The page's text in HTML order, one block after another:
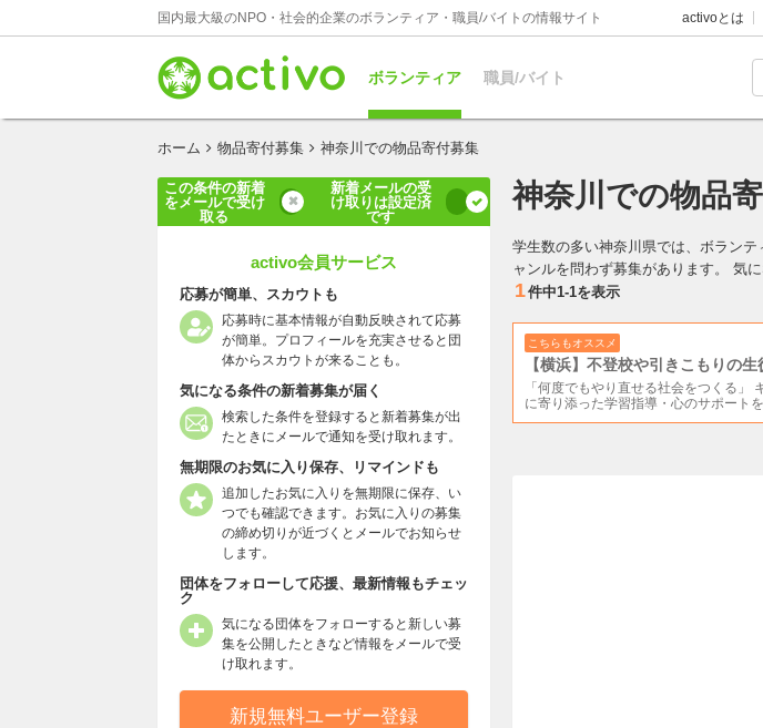
国内最大級のNPO・社会的企業のボランティア・職員/バイトの情報サイト activoとは
ボランティア 職員/バイト
ホーム 物品寄付募集 神奈川での物品寄付募集
神奈川での物品
学生数の多い神奈川県では、ボラン
ャンルを問わず募集があります。 気
1件中1-1を表示
こちらもオススメ
【横浜】不登校や引きこもりの
「何度でもやり直せる社会をつくる」
に寄り添った学習指導・心のサポート
この条件の新着
をメールで受け
取る
新着メールの受
け取りは設定済
です
activo会員サービス
応募が簡単、スカウトも
応募時に基本情報が自動反映されて応募
が簡単。プロフィールを充実させると団
体からスカウトが来ることも。
気になる条件の新着募集が届く
検索した条件を登録すると新着募集が出
たときにメールで通知を受け取れます。
無期限のお気に入り保存、リマインドも
追加したお気に入りを無期限に保存、い
つでも確認できます。お気に入りの募集
の締め切りが近づくとメールでお知らせ
します。
団体をフォローして応援、最新情報もチェッ
ク
気になる団体をフォローすると新しい募
集を公開したときなど情報をメールで受
け取れます。
新規無料ユーザー登録